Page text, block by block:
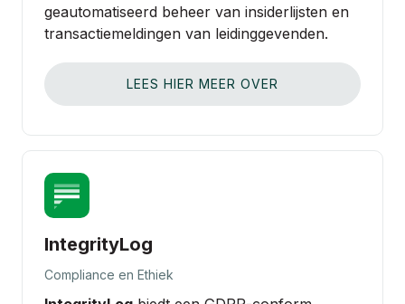
geautomatiseerd beheer van insiderlijsten en
transactiemeldingen van leidinggevenden.
LEES HIER MEER OVER
IntegrityLog
Compliance en Ethiek